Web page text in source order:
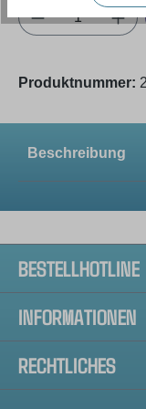
Produkt
Produktnummer:
Beschreibung
BESTELLHOTLINE
INFORMATIONEN
RECHTLICHES